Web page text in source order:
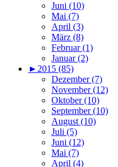
Juni (10)
Mai (7)
April (3)
März (8)
Februar (1)
Januar (2)
► 2015 (85)
Dezember (7)
November (12)
Oktober (10)
September (10)
August (10)
Juli (5)
Juni (12)
Mai (7)
April (4)